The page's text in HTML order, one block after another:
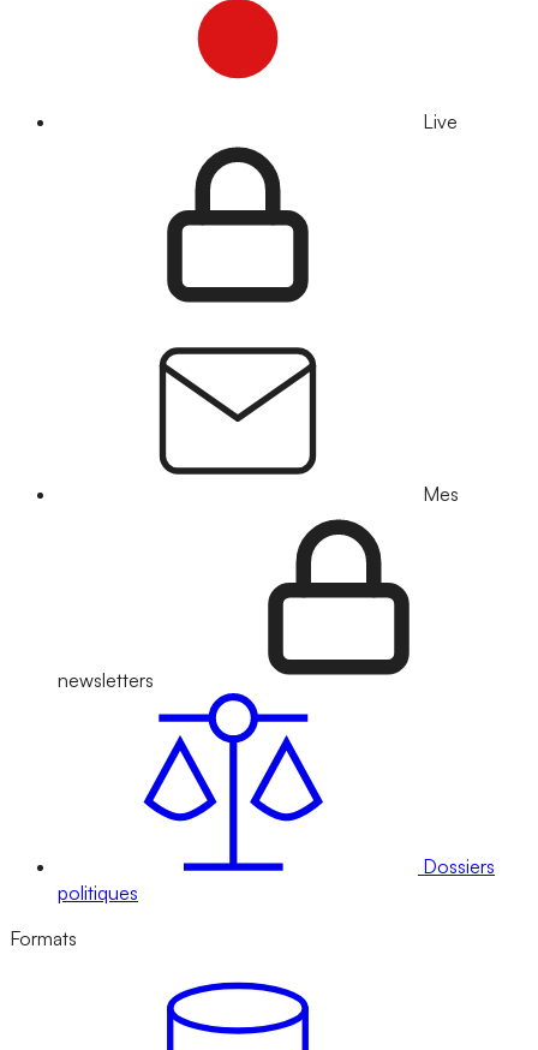
Live
Mes
newsletters
Dossiers
politiques
Formats